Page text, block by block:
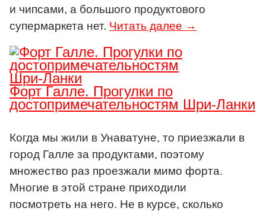
и чипсами, а большого продуктового
супермаркета нет. Читать далее →
Форт Галле. Прогулки по
достопримечательностям Шри-Ланки
Когда мы жили в Унаватуне, то приезжали в
город Галле за продуктами, поэтому
множество раз проезжали мимо форта.
Многие в этой стране приходили
посмотреть на него. Не в курсе, сколько